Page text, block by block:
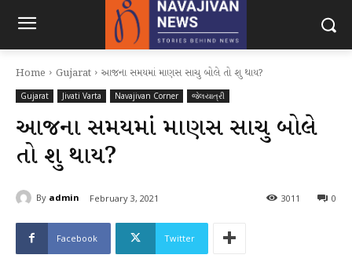
Home Gujarat આજના સમયમાં માણસ સાચુ બોલે તો શુ થાય?
Gujarat Jivati Varta Navajivan Corner જેલયાત્રી
આજના સમયમાં માણસ સાચુ બોલે
તો શુ થાય?
By admin February 3, 2021 0
3011
Facebook Twitter